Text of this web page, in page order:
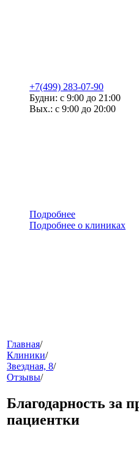
+7(499) 283-07-90
Будни: с 9:00 до 21:00
Вых.: с 9:00 до 20:00
Подробнее
Подробнее о клиниках
меню
Главная/
Клиники/
Звездная, 8/
Отзывы/
Благодарность за
пациентки